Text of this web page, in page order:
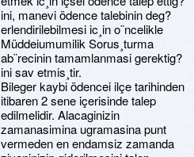
ini, manevi ödence talebinin deg?
erlendirilebilmesi ic¸in o¨ncelikle
Müddeiumumilik Sorus¸turma
ab¨recinin tamamlanmasi gerektig?
ini sav etmis¸tir.
Bileger kaybi ödencei ilçe tarihinden
itibaren 2 sene içerisinde talep
edilmelidir. Alacaginizin
zamanasimina ugramasina punt
vermeden en endamsiz zamanda